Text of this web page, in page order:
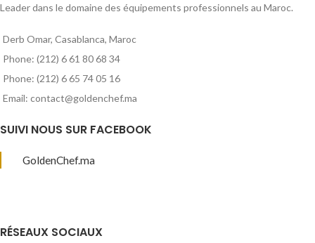
Leader dans le domaine des équipements professionnels au Maroc.
Derb Omar, Casablanca, Maroc
Phone: (212) 6 61 80 68 34
Phone: (212) 6 65 74 05 16
Email: contact@goldenchef.ma
SUIVI NOUS SUR FACEBOOK
GoldenChef.ma
RÉSEAUX SOCIAUX